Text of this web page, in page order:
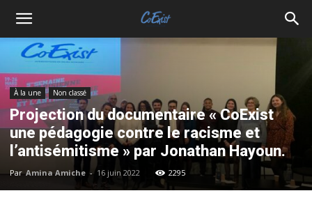
À la une Non classé
Projection du documentaire « CoExist
une pédagogie contre le racisme et
l’antisémitisme » par Jonathan Hayoun.
Par Amina Amiche - 16 juin 2022 2295